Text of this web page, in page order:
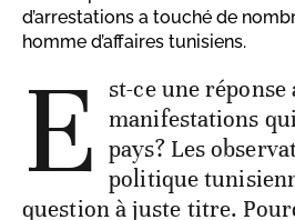
d’arrestations a touché de
homme d’affaires tunisiens.
E
st-ce une réponse
manifestations
pays? Les
politique
question à juste titre.